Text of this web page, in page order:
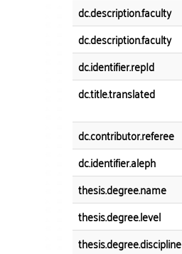
dc.description.faculty
dc.description.faculty
dc.identifier.repId
dc.title.translated
dc.contributor.referee
dc.identifier.aleph
thesis.degree.name
thesis.degree.level
thesis.degree.discipline